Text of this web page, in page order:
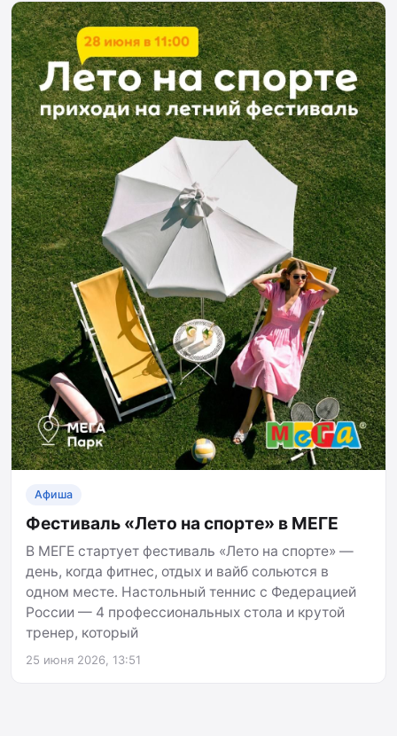
Афиша
Фестиваль «Лето на спорте» в МЕГЕ
В МЕГЕ стартует фестиваль «Лето на спорте» —
день, когда фитнес, отдых и вайб сольются в
одном месте. Настольный теннис с Федерацией
России — 4 профессиональных стола и крутой
тренер, который
25 июня 2026, 13:51